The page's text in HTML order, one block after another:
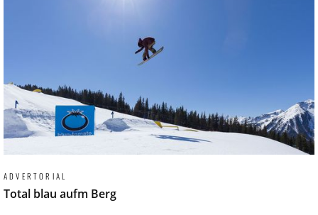
ADVERTORIAL
Total blau aufm Berg